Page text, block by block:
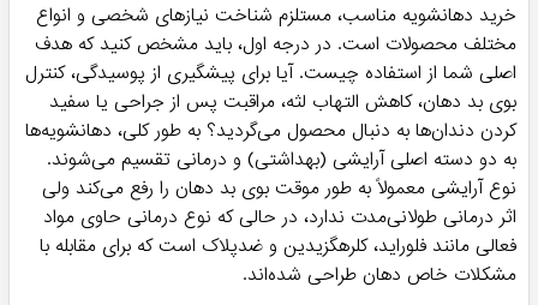
خرید دهانشویه مناسب، مستلزم شناخت نیازهای شخصی و انواع
مختلف محصولات است. در درجه اول، باید مشخص کنید که هدف
اصلی شما از استفاده چیست. آیا برای پیشگیری از پوسیدگی، کنترل
بوی بد دهان، کاهش التهاب لثه، مراقبت پس از جراحی یا سفید
کردن دندان‌ها به دنبال محصول می‌گردید؟ به طور کلی، دهانشویه‌ها
به دو دسته اصلی آرایشی (بهداشتی) و درمانی تقسیم می‌شوند.
نوع آرایشی معمولاً به طور موقت بوی بد دهان را رفع می‌کند ولی
اثر درمانی طولانی‌مدت ندارد، در حالی که نوع درمانی حاوی مواد
فعالی مانند فلوراید، کلرهگزیدین و ضدپلاک است که برای مقابله با
مشکلات خاص دهان طراحی شده‌اند.